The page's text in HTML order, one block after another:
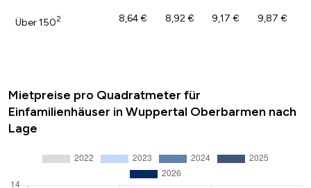
Über 1502 8,64 € 8,92 € 9,17 € 9,87 €
Mietpreise pro Quadratmeter für
Einfamilienhäuser in Wuppertal Oberbarmen nach
Lage